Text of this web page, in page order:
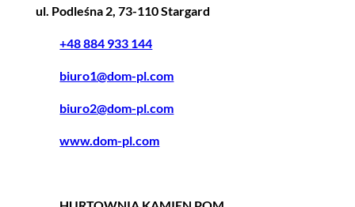
ul. Podleśna 2, 73-110 Stargard
+48 884 933 144
biuro1@dom-pl.com
biuro2@dom-pl.com
www.dom-pl.com